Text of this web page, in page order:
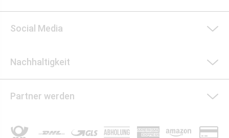
Social Media
Nachhaltigkeit
Partner werden